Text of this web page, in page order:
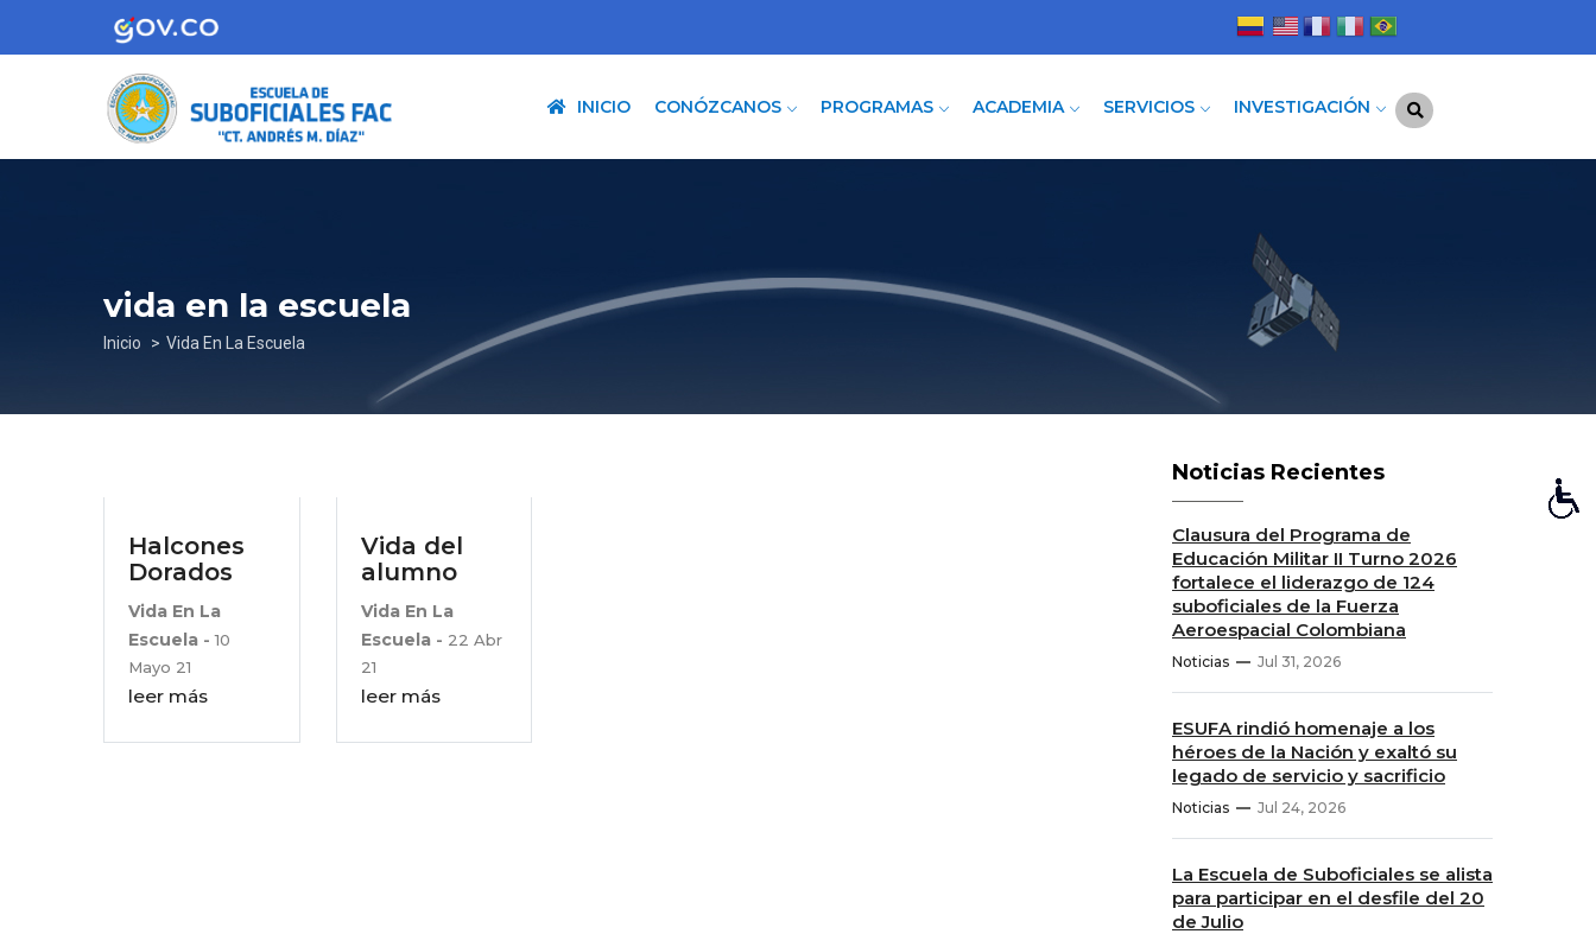
INICIO CONÓZCANOS PROGRAMAS ACADEMIA SERVICIOS INVESTIGACIÓN
vida en la escuela
Sobrescribir
de
a
navegación
Inicio Vida En La Escuela
Halcones
Dorados
Vida En La
Escuela -10
Mayo 21
leer más
Vida del
alumno
Vida En La
Escuela- 22 Abr
21
leer más
Noticias Recientes
Clausura del Programa de
Educación Militar II Turno 2026
fortalece el liderazgo de 124
suboficiales de la Fuerza
Aeroespacial Colombiana
Noticias Jul 31, 2026
ESUFA rindió homenaje a los
héroes de la Nación y exaltó su
legado de servicio y sacrificio
Noticias Jul 24, 2026
La Escuela de Suboficiales se alista
para participar en el desfile del 20
de Julio